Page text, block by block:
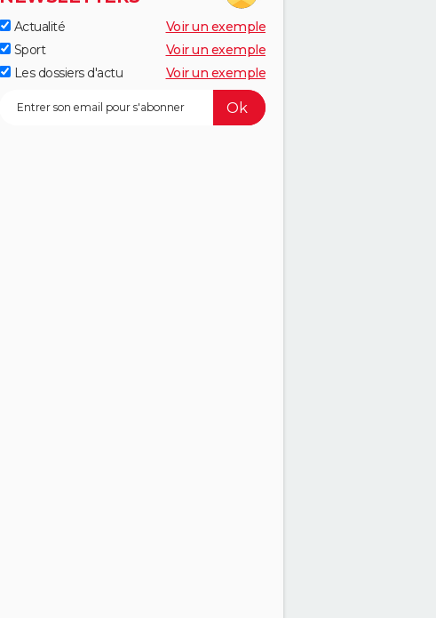
Actualité
Voir un exemple
Sport
Voir un exemple
Les dossiers d'actu
Voir un exemple